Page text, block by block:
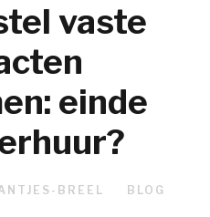
vaste
einde
BREEL BLOG